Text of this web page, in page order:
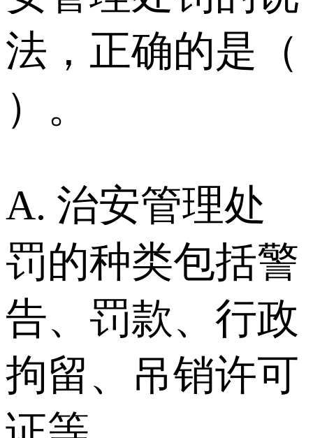
法，正确的是（
）。
A. 治安管理处
罚的种类包括警
告、罚款、行政
拘留、吊销许可